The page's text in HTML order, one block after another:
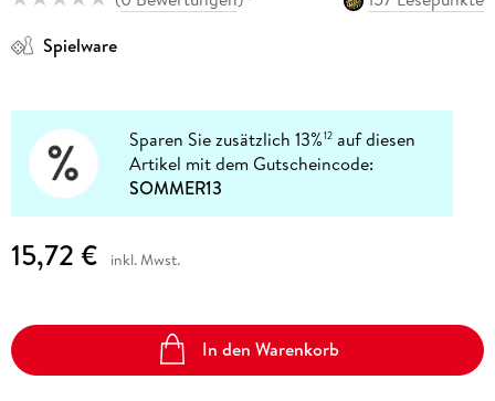
Spielware
Sparen Sie zusätzlich 13%12 auf diesen
Artikel mit dem Gutscheincode:
SOMMER13
15,72 € inkl. Mwst.
In den Warenkorb